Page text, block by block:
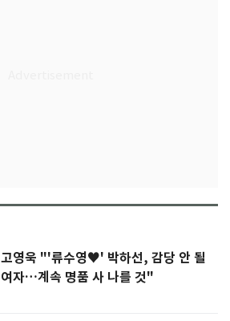
고영욱 "'류수영♥' 박하선, 감당 안 될
여자…계속 명품 사 나를 것"